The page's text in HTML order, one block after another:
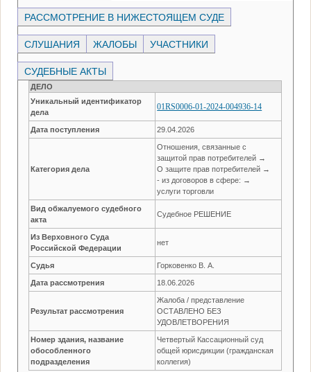
РАССМОТРЕНИЕ В НИЖЕСТОЯЩЕМ СУДЕ
СЛУШАНИЯ ЖАЛОБЫ УЧАСТНИКИ
СУДЕБНЫЕ АКТЫ
ДЕЛО
Уникальный идентификатор
дела
01RS0006-01-2024-004936-14
Дата поступления 29.04.2026
Категория дела
Отношения, связанные с
защитой прав потребителей →
О защите прав потребителей →
- из договоров в сфере: →
услуги торговли
Вид обжалуемого судебного
акта
Судебное РЕШЕНИЕ
Из Верховного Суда
Российской Федерации
нет
Судья Горковенко В. А.
Дата рассмотрения 18.06.2026
Результат рассмотрения
Жалоба / представление
ОСТАВЛЕНО БЕЗ
УДОВЛЕТВОРЕНИЯ
Номер здания, название
обособленного
подразделения
Четвертый Кассационный суд
общей юрисдикции (гражданская
коллегия)